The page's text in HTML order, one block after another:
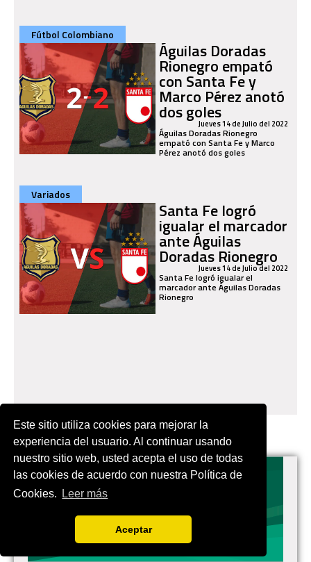
Este sitio utiliza cookies para mejorar la
experiencia del usuario. Al continuar usando
nuestro sitio web, usted acepta el uso de todas
las cookies de acuerdo con nuestra Política de
Cookies.
Leer más
Aceptar
Fútbol Colombiano
Águilas Doradas
Rionegro empató
con Santa Fe y
Marco Pérez anotó
dos golesJueves 14 de Julio del 2022
Águilas Doradas Rionegro
empató con Santa Fe y Marco
Pérez anotó dos goles
Variados
Santa Fe logró
igualar el marcador
ante Águilas
Doradas Rionegro
Jueves 14 de Julio del 2022
Santa Fe logró igualar el
marcador ante Águilas Doradas
Rionegro